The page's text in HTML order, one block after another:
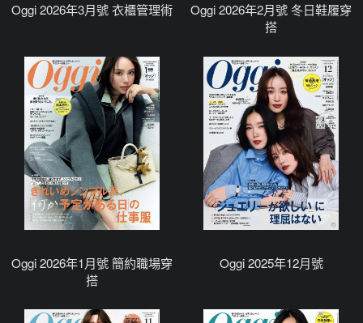
Oggi 2026年3月號 衣櫃管理術
Oggi 2026年2月號 冬日鞋履穿
搭
Oggi 2026年1月號 簡約職場穿
搭
Oggi 2025年12月號